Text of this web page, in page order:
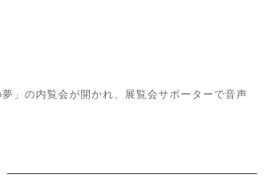
」の内覧会が開かれ、展覧会サポーターで音声